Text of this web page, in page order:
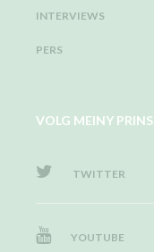
INTERVIEWS
PERS
VOLG MEINY PRINS
TWITTER
YOUTUBE